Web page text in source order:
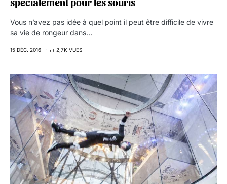
Vous n’avez pas idée à quel point il peut être difficile de vivre
sa vie de rongeur dans…
15 DÉC. 2016 2,7K VUES